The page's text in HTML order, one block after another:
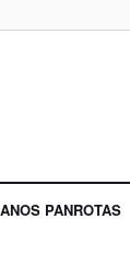
PANROTAS